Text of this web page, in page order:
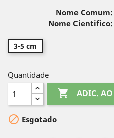
Nome Comum:
Nome Cientifico:
3-5 cm
Quantidade
 ADIC.
 Esgotado